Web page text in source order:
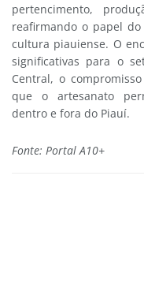
pertencimento,
reafirmando o papel
cultura piauiense. O
significativas para o
Central, o
que o artesanato
dentro e fora do Piauí.
Fonte: Portal A10+